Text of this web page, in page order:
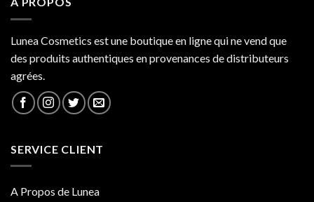
Lunea Cosmetics est une boutique en ligne qui ne vend que
des produits authentiques en provenances de distributeurs
agrées.
SERVICE CLIENT
A Propos de Lunea